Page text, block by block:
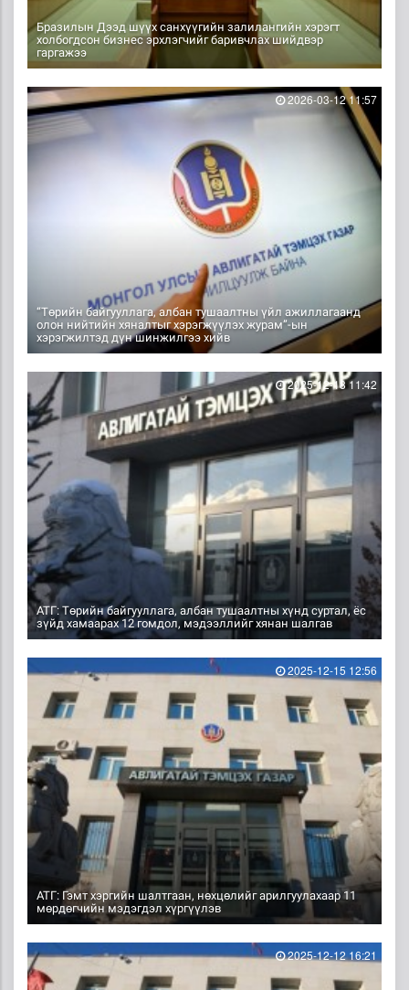
Бразилын Дээд шүүх санхүүгийн залилангийн хэрэгт
холбогдсон бизнес эрхлэгчийг баривчлах шийдвэр
гаргажээ
“Төрийн байгууллага, албан тушаалтны үйл ажиллагаанд
олон нийтийн хяналтыг хэрэгжүүлэх журам”-ын
хэрэгжилтэд дүн шинжилгээ хийв
2026-03-12 11:57
АТГ: Төрийн байгууллага, албан тушаалтны хүнд суртал, ёс
зүйд хамаарах 12 гомдол, мэдээллийг хянан шалгав
2025-12-18 11:42
АТГ: Гэмт хэргийн шалтгаан, нөхцөлийг арилгуулахаар 11
мөрдөгчийн мэдэгдэл хүргүүлэв
2025-12-15 12:56
2025-12-12 16:21